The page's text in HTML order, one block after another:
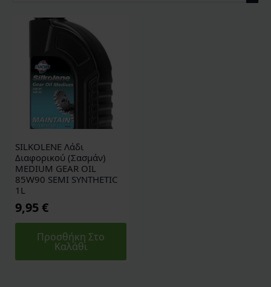
SILKOLENE Λάδι
Διαφορικού (Σασμάν)
MEDIUM GEAR OIL
85W90 SEMI SYNTHETIC
1L
9,95 €
Προσθήκη Στο
Καλάθι